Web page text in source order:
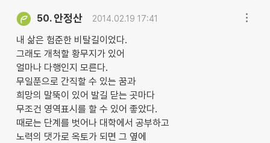
50.안정산 2014.02.19 17:41
내 삶은 험준한 비탈길이었다.
그래도 개척할 황무지가 있어
얼마나 다행인지 모른다.
무일푼으로 간직할 수 있는 꿈과
희망의 말뚝이 있어 발길 닫는 곳마다
무조건 영역표시를 할 수 있어 좋았다.
때로는 단계를 벗어나 대학에서 공부하고
노력의 댓가로 옥토가 되면 그 옆에